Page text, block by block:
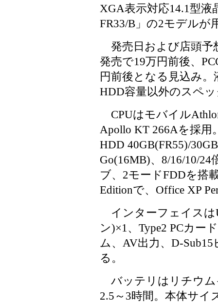
XGA表示対応14.1型液
FR33/B」の2モデルが
発売日および店頭予
発売で19万円前後、
円前後となる見込み
HDD容量以外のスペ
CPUはモバイル
Apollo KT 266Aを採用
HDD 40GB(FR55)/
Go(16MB)、8/16/10/
ブ、2モードFDDを搭
Editionで、Office XP
インターフェイスは
ン)×1、Type2 PCカー
ム、AV出力、D-
る。
バッテリはリチウム
2.5～3時間。本体サイ